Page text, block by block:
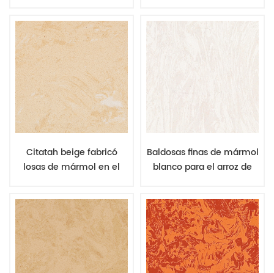
villa
bajo costo para la
decoración
Citatah beige fabricó
losas de mármol en el
piso de bajo precio
Baldosas finas de mármol
blanco para el arroz de
revestimiento interior de
piedra